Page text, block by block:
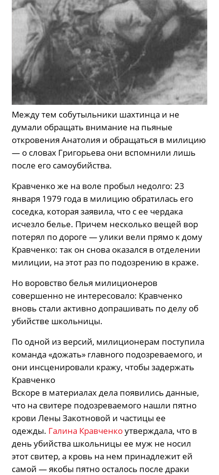
Между тем собутыльники шахтинца и не
думали обращать внимание на пьяные
откровения Анатолия и обращаться в милицию
— о словах Григорьева они вспомнили лишь
после его самоубийства.
Кравченко же на воле пробыл недолго: 23
января 1979 года в милицию обратилась его
соседка, которая заявила, что с ее чердака
исчезло белье. Причем несколько вещей вор
потерял по дороге — улики вели прямо к дому
Кравченко: так он снова оказался в отделении
милиции, на этот раз по подозрению в краже.
Но воровство белья милиционеров
совершенно не интересовало: Кравченко
вновь стали активно допрашивать по делу об
убийстве школьницы.
По одной из версий, милиционерам поступила
команда «дожать» главного подозреваемого, и
они инсценировали кражу, чтобы задержать
Кравченко
Вскоре в материалах дела появились данные,
что на свитере подозреваемого нашли пятно
крови Лены Закотновой и частицы ее
одежды. Галина Кравченкоутверждала, что в
день убийства школьницы ее муж не носил
этот свитер, а кровь на нем принадлежит ей
самой — якобы пятно осталось после драки